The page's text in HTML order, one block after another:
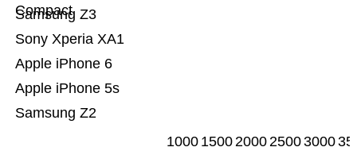
Samsung Z2
Apple iPhone 5s
Apple iPhone 6
Sony Xperia XA1
Samsung Z3
Compact
1000 1500200025003000